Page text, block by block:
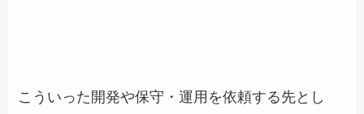
こういった開発や保守・運用を依頼する先とし